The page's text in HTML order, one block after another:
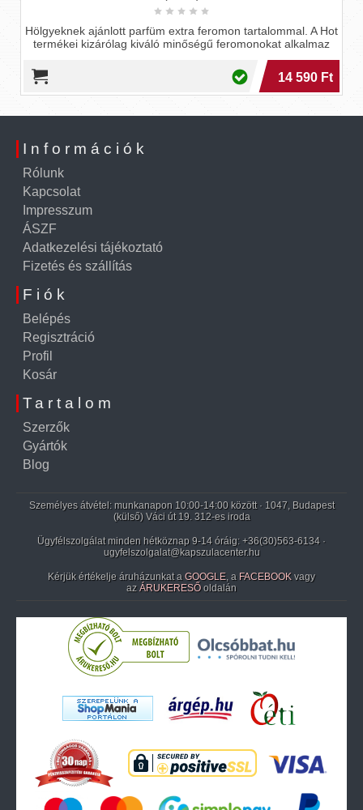
Hölgyeknek ajánlott parfüm extra feromon tartalommal. A Hot
termékei kizárólag kiváló minőségű feromonokat alkalmaz
14 590 Ft
Információk
Rólunk
Kapcsolat
Impresszum
ÁSZF
Adatkezelési tájékoztató
Fizetés és szállítás
Fiók
Belépés
Regisztráció
Profil
Kosár
Tartalom
Szerzők
Gyártók
Blog
Személyes átvétel: munkanapon 10:00-14:00 között · 1047, Budapest
(külső) Váci út 19. 312-es iroda
Ügyfélszolgálat minden hétköznap 9-14 óráig: +36(30)563-6134 ·
ugyfelszolgalat@kapszulacenter.hu
Kérjük értékelje áruházunkat a GOOGLE, a FACEBOOK vagy
az ÁRUKERESŐ oldalán